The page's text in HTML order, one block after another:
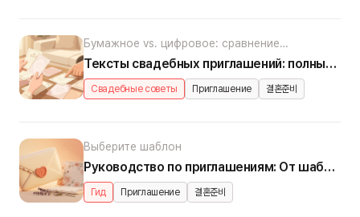
Бумажное vs. цифровое: сравнение
стоимости и особенностей
Свадебные советы Приглашение 결혼준비
Тексты свадебных приглашений: полные примеры по разделам
Выберите шаблон
Гид Приглашение 결혼준비
Руководство по приглашениям: От шаблона до отслеживания гостей